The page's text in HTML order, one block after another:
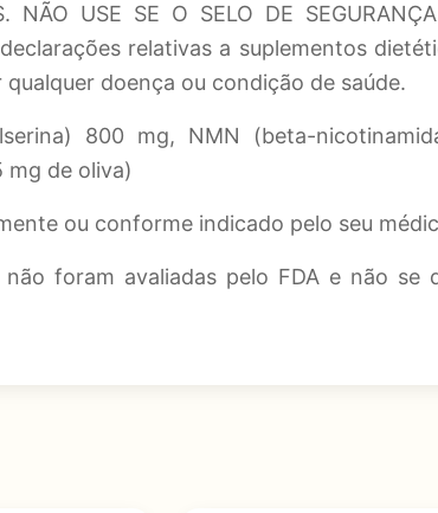
NÃO USE SE O SELO DE
declarações relativas a suplementos
doença ou condição de saúde.
800 mg, NMN (beta-
mg de oliva)
ou conforme indicado pelo seu
foram avaliadas pelo FDA e não